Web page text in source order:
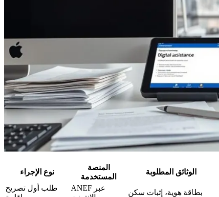
نوع الإجراء
المنصة
المستخدمة
الوثائق المطلوبة
طلب أول تصريح
ANEF عبر
بطاقة هوية، إثبات سكن